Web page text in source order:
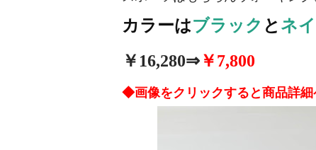
カラーはブラック と ネ
￥ 16,280⇒￥7,800
◆画像をクリックすると商品詳